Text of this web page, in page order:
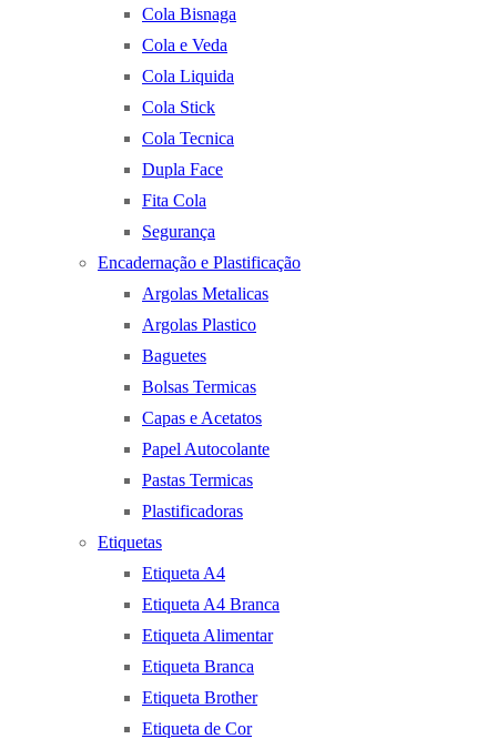
Cola Bisnaga
Cola e Veda
Cola Liquida
Cola Stick
Cola Tecnica
Dupla Face
Fita Cola
Segurança
Encadernação e Plastificação
Argolas Metalicas
Argolas Plastico
Baguetes
Bolsas Termicas
Capas e Acetatos
Papel Autocolante
Pastas Termicas
Plastificadoras
Etiquetas
Etiqueta A4
Etiqueta A4 Branca
Etiqueta Alimentar
Etiqueta Branca
Etiqueta Brother
Etiqueta de Cor